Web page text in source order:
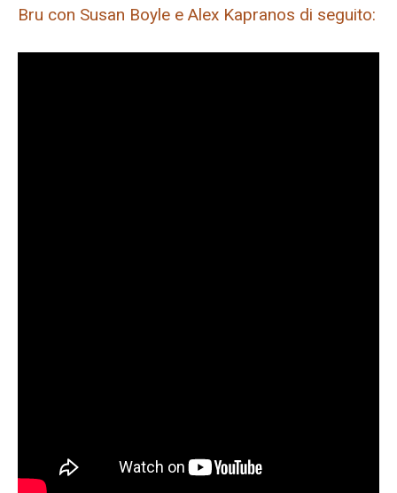
Bru con Susan Boyle e Alex Kapranos di seguito: